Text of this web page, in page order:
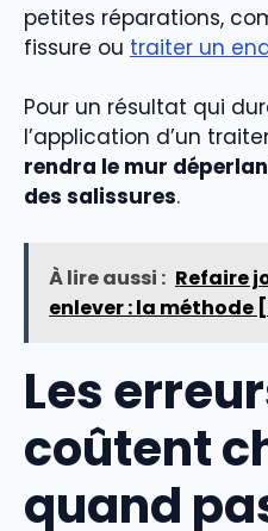
petites réparations,
fissure ou traiter un
Pour un résultat qui
l’application d’un
rendra le mur
des salissures.
À lire aussi : Refaire
enlever : la méthode
Les
coûtent
quand